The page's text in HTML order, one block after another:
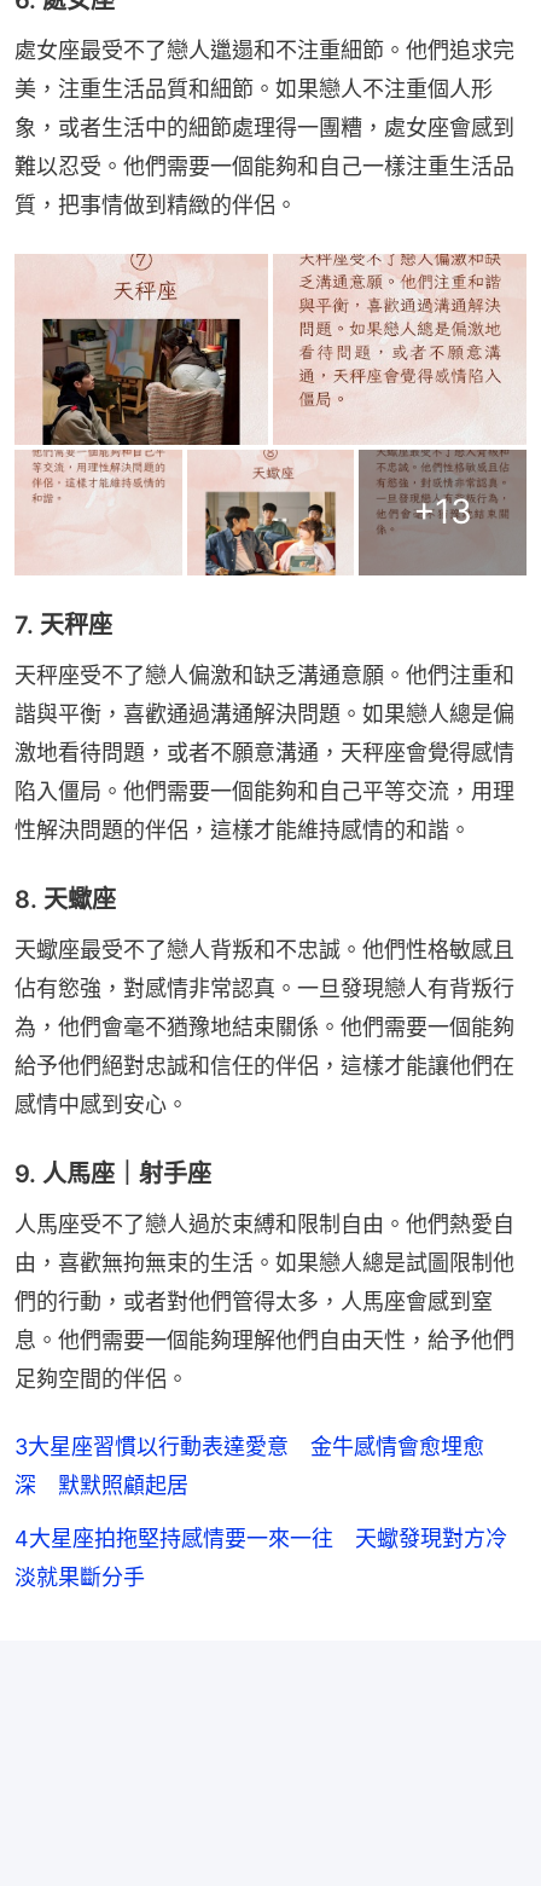
處女座最受不了戀人邋遢和不注重細節。他們追求完
美，注重生活品質和細節。如果戀人不注重個人形
象，或者生活中的細節處理得一團糟，處女座會感到
難以忍受。他們需要一個能夠和自己一樣注重生活品
質，把事情做到精緻的伴侶。
+13
7. 天秤座
天秤座受不了戀人偏激和缺乏溝通意願。他們注重和
諧與平衡，喜歡通過溝通解決問題。如果戀人總是偏
激地看待問題，或者不願意溝通，天秤座會覺得感情
陷入僵局。他們需要一個能夠和自己平等交流，用理
性解決問題的伴侶，這樣才能維持感情的和諧。
8. 天蠍座
天蠍座最受不了戀人背叛和不忠誠。他們性格敏感且
佔有慾強，對感情非常認真。一旦發現戀人有背叛行
為，他們會毫不猶豫地結束關係。他們需要一個能夠
給予他們絕對忠誠和信任的伴侶，這樣才能讓他們在
感情中感到安心。
9. 人馬座｜射手座
人馬座受不了戀人過於束縛和限制自由。他們熱愛自
由，喜歡無拘無束的生活。如果戀人總是試圖限制他
們的行動，或者對他們管得太多，人馬座會感到窒
息。他們需要一個能夠理解他們自由天性，給予他們
足夠空間的伴侶。
3大星座習慣以行動表達愛意 金牛感情會愈埋愈
深 默默照顧起居
4大星座拍拖堅持感情要一來一往 天蠍發現對方冷
淡就果斷分手